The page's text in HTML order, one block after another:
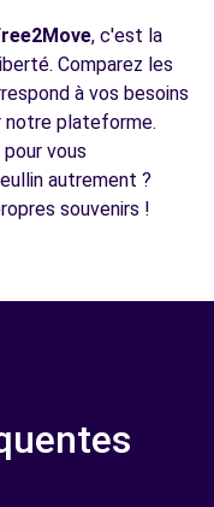
, c'est la
Comparez les
à vos besoins
notre plateforme.
vous
autrement ?
souvenirs !